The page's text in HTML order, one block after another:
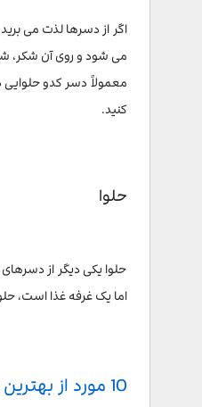
اگر از دسرها لذت می
می شود و روی آن شکر،
معمولاً دسر کدو حلوایی
کنید.
حلوا
حلوا یکی دیگر از
اما یک غرفه غذا است،
10 مورد از بهترین رستوران‌های آنتالیا